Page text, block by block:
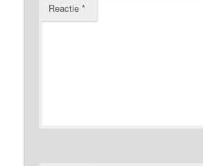
Reactie*